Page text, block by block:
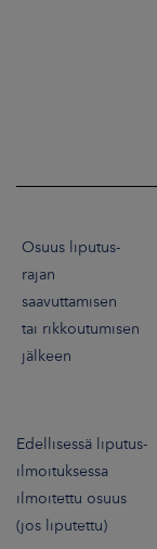
Osuus liputus-
rajan
saavuttamisen
tai rikkoutumisen
jälkeen
Edellisessä liputus-
ilmoituksessa
ilmoitettu osuus
(jos liputettu)